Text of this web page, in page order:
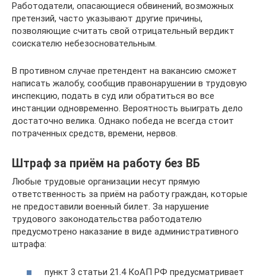
Работодатели, опасающиеся обвинений, возможных
претензий, часто указывают другие причины,
позволяющие считать свой отрицательный вердикт
соискателю небезосновательным.
В противном случае претендент на вакансию сможет
написать жалобу, сообщив правонарушении в трудовую
инспекцию, подать в суд или обратиться во все
инстанции одновременно. Вероятность выиграть дело
достаточно велика. Однако победа не всегда стоит
потраченных средств, времени, нервов.
Штраф за приём на работу без ВБ
Любые трудовые организации несут прямую
ответственность за приём на работу граждан, которые
не предоставили военный билет. За нарушение
трудового законодательства работодателю
предусмотрено наказание в виде административного
штрафа:
пункт 3 статьи 21.4 КоАП РФ предусматривает